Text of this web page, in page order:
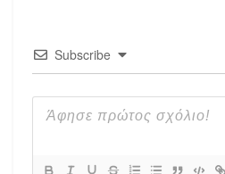
Subscribe